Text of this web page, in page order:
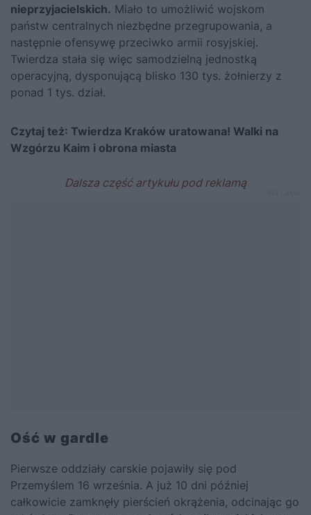
nieprzyjacielskich. Miało to umożliwić wojskom
państw centralnych niezbędne przegrupowania, a
następnie ofensywę przeciwko armii rosyjskiej.
Twierdza stała się więc samodzielną jednostką
operacyjną, dysponującą blisko 130 tys. żołnierzy z
ponad 1 tys. dział.
Czytaj też: Twierdza Kraków uratowana! Walki na
Wzgórzu Kaim i obrona miasta
Ość w gardle
Pierwsze oddziały carskie pojawiły się pod
Przemyślem 16 września. A już 10 dni później
całkowicie zamknęły pierścień okrążenia, odcinając go